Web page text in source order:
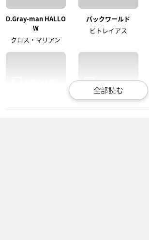
D.Gray-man HALLO
W
クロス・マリアン
パックワールド
ビトレイアス